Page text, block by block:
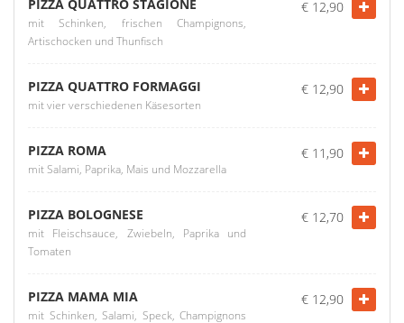
PIZZA QUATTRO STAGIONE
mit Schinken, frischen Champignons,
Artischocken und Thunfisch
€ 12,90
PIZZA QUATTRO FORMAGGI
mit vier verschiedenen Käsesorten
€ 12,90
PIZZA ROMA
mit Salami, Paprika, Mais und Mozzarella
€ 11,90
PIZZA BOLOGNESE
mit Fleischsauce, Zwiebeln, Paprika und
Tomaten
€ 12,70
PIZZA MAMA MIA
mit Schinken, Salami, Speck, Champignons
€ 12,90